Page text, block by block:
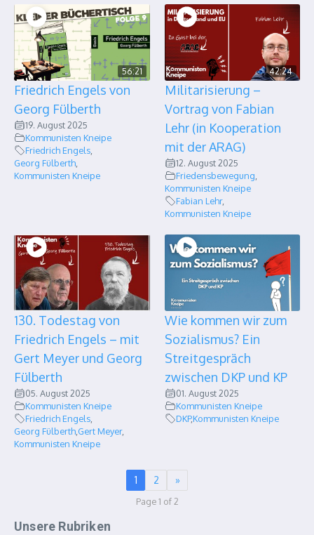
56:21
Friedrich Engels von
Georg Fülberth
19. August 2025
Kommunisten Kneipe
Friedrich Engels,
Georg Fülberth,
Kommunisten Kneipe
42:24
Militarisierung –
Vortrag von Fabian
Lehr (in Kooperation
mit der ARAG)
12. August 2025
Friedensbewegung,
Kommunisten Kneipe
Fabian Lehr,
Kommunisten Kneipe
130. Todestag von
Friedrich Engels – mit
Gert Meyer und Georg
Fülberth
05. August 2025
Kommunisten Kneipe
Friedrich Engels
Georg Fülberth Gert Meyer,
Kommunisten Kneipe
Wie kommen wir zum
Sozialismus? Ein
Streitgespräch
zwischen DKP und KP
01. August 2025
Kommunisten Kneipe
DKP,Kommunisten Kneipe
1 2 »
Page 1 of 2
Unsere Rubriken